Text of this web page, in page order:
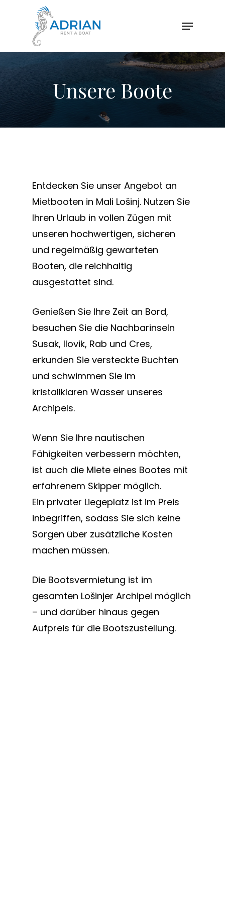
Hit enter to search or ESC to close
Unsere Boote
Entdecken Sie unser Angebot an
Mietbooten in Mali Lošinj. Nutzen Sie
Ihren Urlaub in vollen Zügen mit
unseren hochwertigen, sicheren
und regelmäßig gewarteten
Booten, die reichhaltig
ausgestattet sind.
Genießen Sie Ihre Zeit an Bord,
besuchen Sie die Nachbarinseln
Susak, Ilovik, Rab und Cres,
erkunden Sie versteckte Buchten
und schwimmen Sie im
kristallklaren Wasser unseres
Archipels.
Wenn Sie Ihre nautischen
Fähigkeiten verbessern möchten,
ist auch die Miete eines Bootes mit
erfahrenem Skipper möglich.
Ein privater Liegeplatz ist im Preis
inbegriffen, sodass Sie sich keine
Sorgen über zusätzliche Kosten
machen müssen.
Die Bootsvermietung ist im
gesamten Lošinjer Archipel möglich
– und darüber hinaus gegen
Aufpreis für die Bootszustellung.